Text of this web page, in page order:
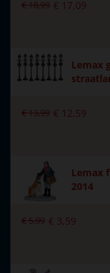
€18,99 € 17,09
Lemax
€13,99 € 12,59
Lemax
2014
€5,99 € 3,59